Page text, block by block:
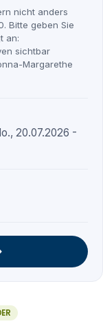
nicht anders
Bitte geben Sie
an:
sichtbar
Margarethe
20.07.2026 -